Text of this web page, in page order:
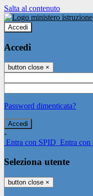
Salta al contenuto
Accedi
Accedi
button close ×
Password dimenticata?
-
Entra con SPID Entra con
Seleziona utente
button close ×